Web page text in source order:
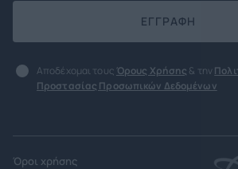
ΕΓΓΡΑΦΗ
Αποδέχομαι τους Όρους Χρήσης & την
Προστασίας Προσωπικών Δεδομένων
Όροι χρήσης